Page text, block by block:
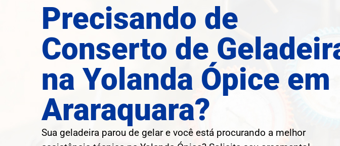
Precisando de
Conserto de
na Yolanda Ópice em
Araraquara?
Sua geladeira parou de gelar e você está procurando a melhor